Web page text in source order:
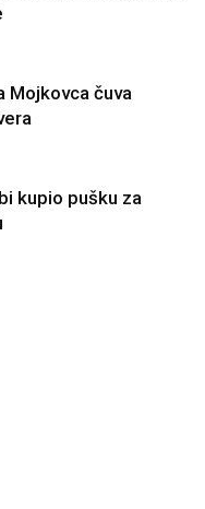
Mojkovca čuva
kupio pušku za